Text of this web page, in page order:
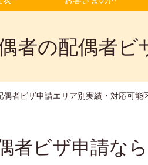
者の配偶者ビ
偶者ビザ申請エリア別実績・対応可能
者ビザ申請な